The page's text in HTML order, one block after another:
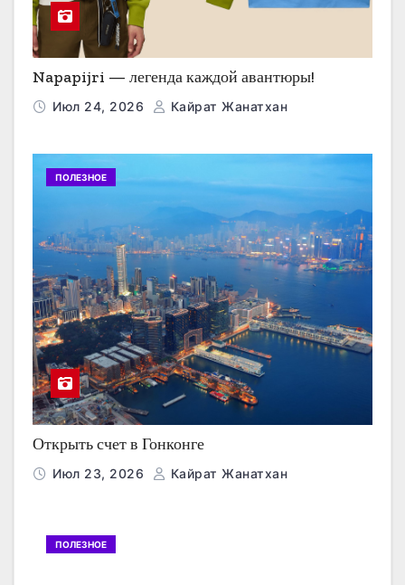
Napapijri — легенда каждой авантюры!
Июл 24, 2026 Кайрат Жанатхан
ПОЛЕЗНОЕ
Открыть счет в Гонконге
Июл 23, 2026 Кайрат Жанатхан
ПОЛЕЗНОЕ